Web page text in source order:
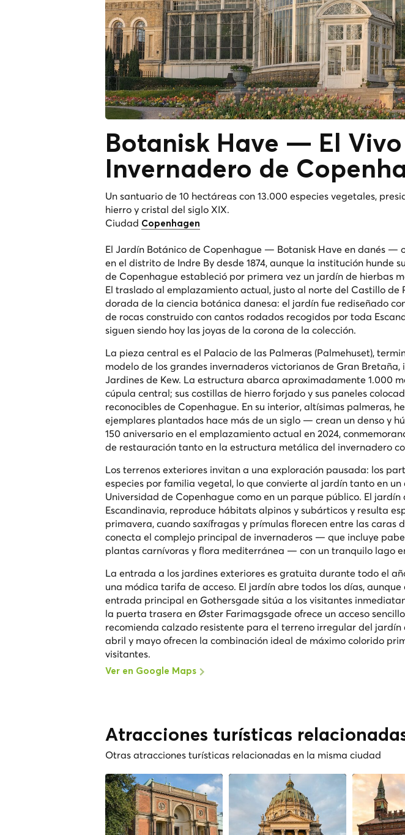
Botanisk Have — El Vivo
Invernadero de
Un santuario de 10 hectáreas con 13.000 especies vegetales,
hierro y cristal del siglo XIX.
Ciudad Copenhagen
El Jardín Botánico de Copenhague — Botanisk Have en danés —
en el distrito de Indre By desde 1874, aunque la institución hunde
de Copenhague estableció por primera vez un jardín de hierbas
El traslado al emplazamiento actual, justo al norte del Castillo de
dorada de la ciencia botánica danesa: el jardín fue rediseñado
de rocas construido con cantos rodados recogidos por toda
siguen siendo hoy las joyas de la corona de la colección.
La pieza central es el Palacio de las Palmeras (Palmehuset),
modelo de los grandes invernaderos victorianos de Gran Bretaña,
Jardines de Kew. La estructura abarca aproximadamente 1.000
cúpula central; sus costillas de hierro forjado y sus paneles
reconocibles de Copenhague. En su interior, altísimas palmeras,
ejemplares plantados hace más de un siglo — crean un denso y
150 aniversario en el emplazamiento actual en 2024,
de restauración tanto en la estructura metálica del invernadero
Los terrenos exteriores invitan a una exploración pausada: los
especies por familia vegetal, lo que convierte al jardín tanto en
Universidad de Copenhague como en un parque público. El jardín
Escandinavia, reproduce hábitats alpinos y subárticos y resulta
primavera, cuando saxífragas y prímulas florecen entre las caras
conecta el complejo principal de invernaderos — que incluye
plantas carnívoras y flora mediterránea — con un tranquilo lago
La entrada a los jardines exteriores es gratuita durante todo el
una módica tarifa de acceso. El jardín abre todos los días,
entrada principal en Gothersgade sitúa a los visitantes
la puerta trasera en Øster Farimagsgade ofrece un acceso
recomienda calzado resistente para el terreno irregular del jardín
abril y mayo ofrecen la combinación ideal de máximo colorido
visitantes.
Ver en Google Maps
Atracciones turísticas
Otras atracciones turísticas relacionadas en la misma ciudad